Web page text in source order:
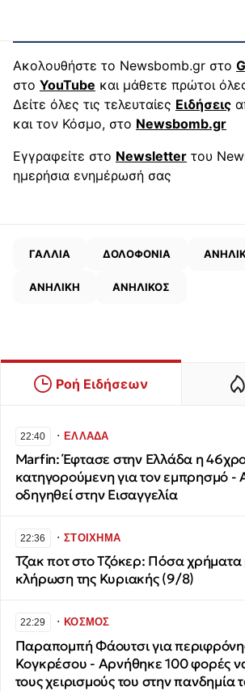
Ακολουθήστε το Newsbomb.gr στο
στο YouTube και μάθετε πρώτοι
Δείτε όλες τις τελευταίες Ειδήσεις
και τον Κόσμο, στο Newsbomb.gr
Εγγραφείτε στο Newsletter του
ημερήσια ενημέρωσή σας
ΓΑΛΛΙΑ ΔΟΛΟΦΟΝΙΑ
ΑΝΗΛΙΚΗ ΑΝΗΛΙΚΟΣ
Ροή Ειδήσεων
22:40 ∙ΕΛΛΑΔΑ
Marfin: Έφτασε στην Ελλάδα η
κατηγορούμενη για τον εμπρησμό -
οδηγηθεί στην Εισαγγελία
22:36 ∙ΣΤΟΙΧΗΜΑ
Τζακ ποτ στο Τζόκερ: Πόσα χρήματα
κλήρωση της Κυριακής (9/8)
22:29 ∙ΚΟΣΜΟΣ
Παραπομπή Φάουτσι για
Κογκρέσου - Αρνήθηκε 100 φορές
τους χειρισμούς του στην πανδημία